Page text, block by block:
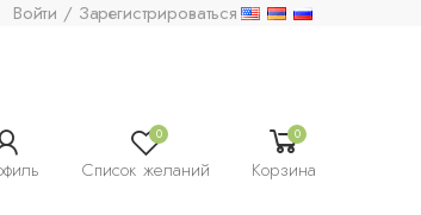
Войти / Зарегистрироваться
0
Список желаний
0
Корзина